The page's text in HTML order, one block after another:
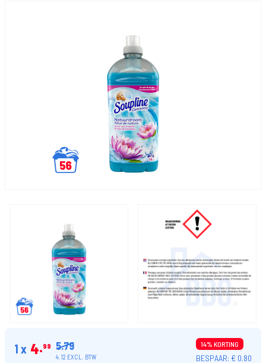
1 x 4 99 5.79
4.12 EXCL. BTW
14% KORTING
BESPAAR: € 0.80